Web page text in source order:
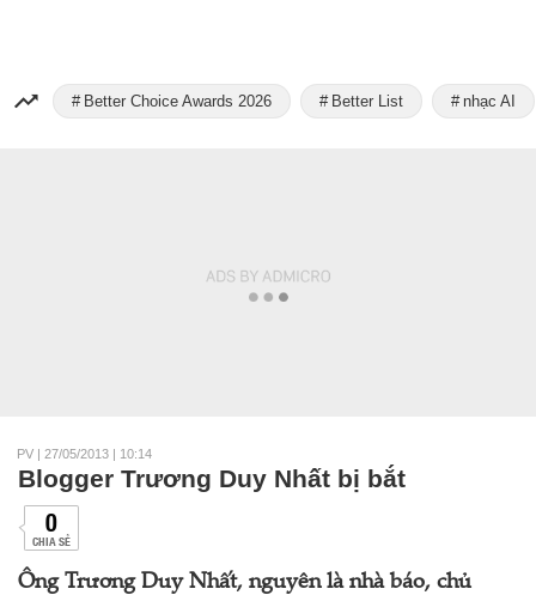
Better Choice Awards 2026 Better List nhạc AI
PV | 27/05/2013 | 10:14
Blogger Trương Duy Nhất bị bắt
0
CHIA SẺ
Ông Trương Duy Nhất, nguyên là nhà báo, chủ